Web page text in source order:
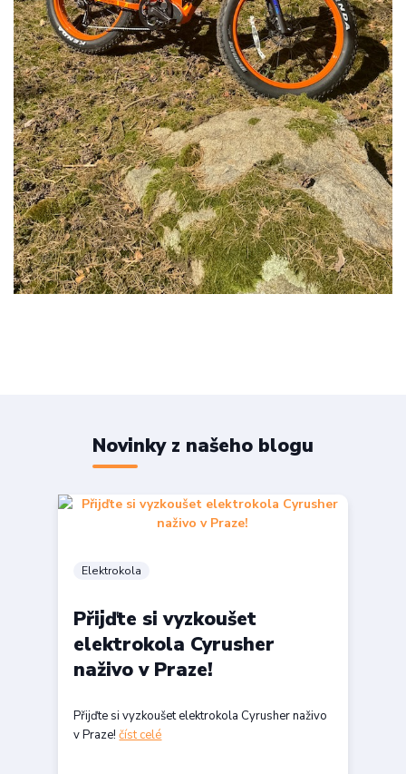
Novinky z našeho blogu
Elektrokola
Přijďte si vyzkoušet
elektrokola Cyrusher
naživo v Praze!
Přijďte si vyzkoušet elektrokola Cyrusher naživo
v Praze!číst celé